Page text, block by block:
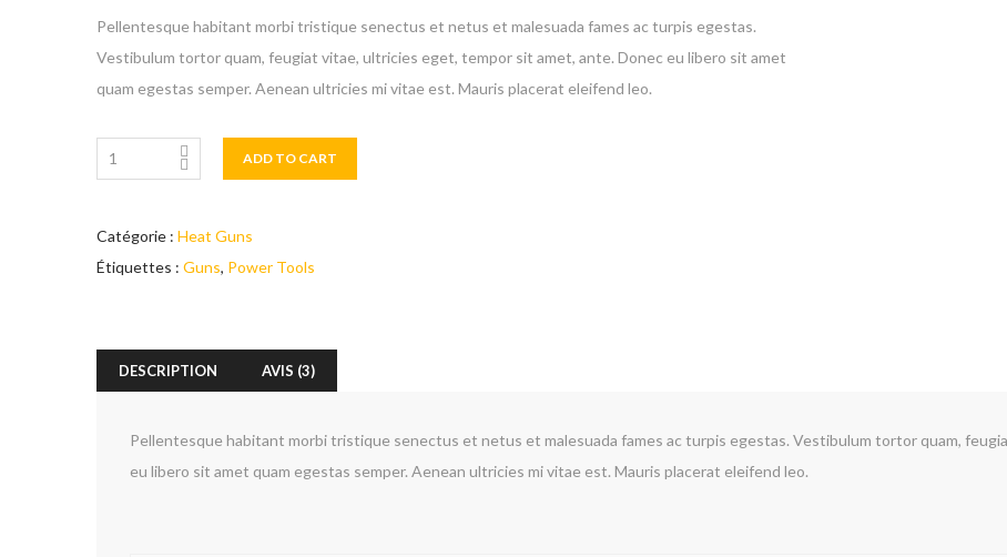
client
Pellentesque habitant morbi tristique senectus et netus et malesuada fames ac turpis egestas.
Vestibulum tortor quam, feugiat vitae, ultricies eget, tempor sit amet, ante. Donec eu libero sit amet
quam egestas semper. Aenean ultricies mi vitae est. Mauris placerat eleifend leo.
ADD TO CART
Catégorie : Heat Guns
Étiquettes : Guns, Power Tools
DESCRIPTION AVIS (3)
Pellentesque habitant morbi tristique senectus et netus et malesuada fames ac turpis egestas. Vestibulum tortor quam,
eu libero sit amet quam egestas semper. Aenean ultricies mi vitae est. Mauris placerat eleifend leo.